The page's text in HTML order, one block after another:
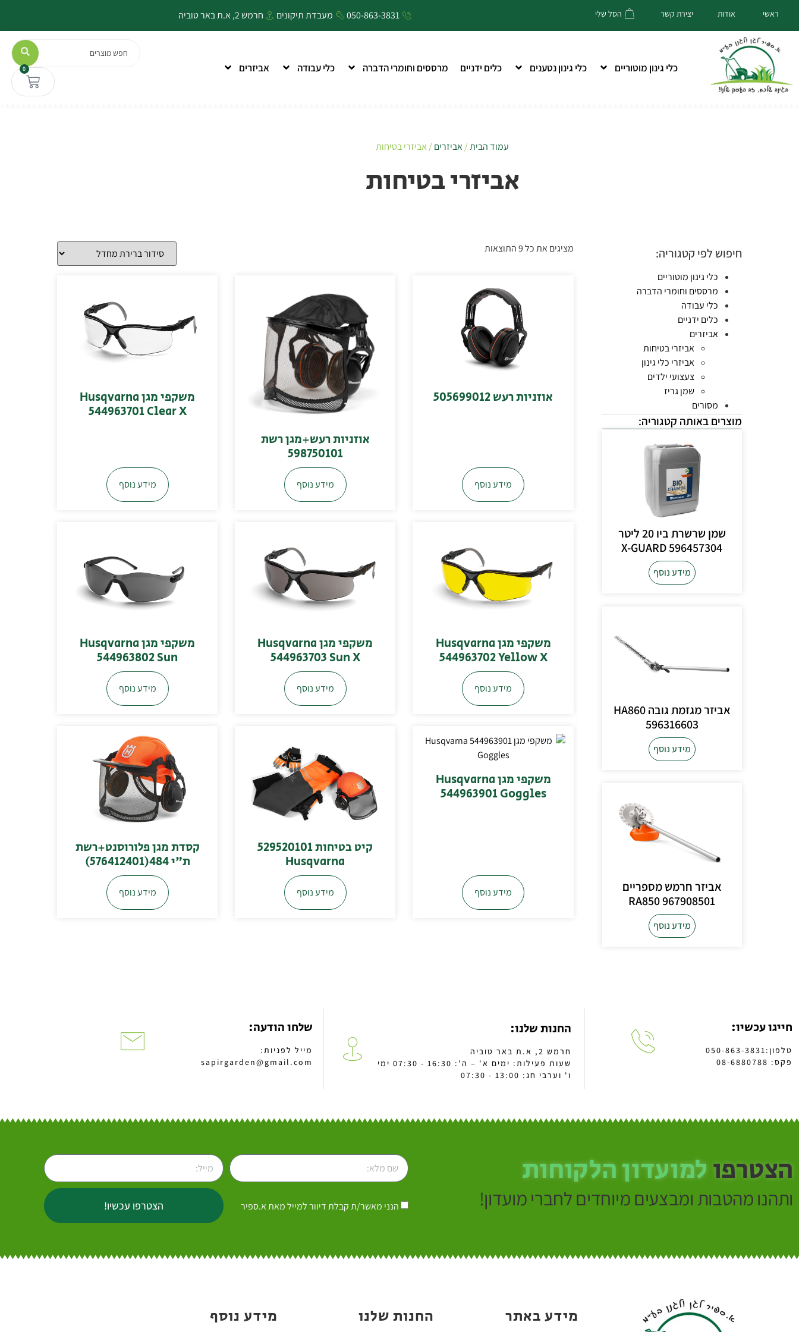
ראשי אודות יצירת קשר הסל שלי 050-863-3831 מעבדת תיקונים חרמש 2, א.ת באר טוביה
כלי גינון מוטוריים כלי גינון נטענים כלים ידניים מרססים וחומרי הדברה כלי עבודה אביזרים 0
עמוד הבית/אביזרים/ אביזרי בטיחות
אביזרי בטיחות
חיפוש לפי קטגוריה:
כלי גינון מוטוריים
מרססים וחומרי הדברה
כלי עבודה
כלים ידניים
אביזרים
אביזרי בטיחות
אביזרי כלי גינון
צעצועי ילדים
שמן גריז
מסורים
מוצרים באותה קטגוריה:
שמן שרשרת ביו 20 ליטר
596457304 X-GUARD
מידע נוסף
אביזר מגזמת גובה HA860
596316603
מידע נוסף
אביזר חרמש מספריים
RA850 967908501
מידע נוסף
מציגים את כל ⁦9⁩ התוצאות
אוזניות רעש 505699012
מידע נוסף
אוזניות רעש+מגן רשת
598750101
מידע נוסף
משקפי מגן Husqvarna
544963701 Clear X
מידע נוסף
משקפי מגן Husqvarna
544963702 Yellow X
מידע נוסף
משקפי מגן Husqvarna
544963703 Sun X
מידע נוסף
משקפי מגן Husqvarna
544963802 Sun
מידע נוסף
משקפי מגן Husqvarna
544963901 Goggles
מידע נוסף
קיט בטיחות 529520101
Husqvarna
מידע נוסף
קסדת מגן פלורוסנט+רשת
ת"י 484(576412401)
מידע נוסף
חייגו עכשיו:
טלפון:050-863-3831
פקס: 08-6880788
החנות שלנו:
חרמש 2, א.ת באר טוביה
שעות פעילות: ימים א' – ה': 16:30 - 07:30 ימי
ו' וערבי חג: 13:00 - 07:30
שלחו הודעה:
מייל לפניות:
sapirgarden@gmail.com
הצטרפולמועדון הלקוחות
ותהנו מהטבות ומבצעים מיוחדים לחברי מועדון! הנני מאשר/ת קבלת דיוור למייל מאת א.ספיר הצטרפו עכשיו!
מידע באתר החנות שלנו מידע נוסף